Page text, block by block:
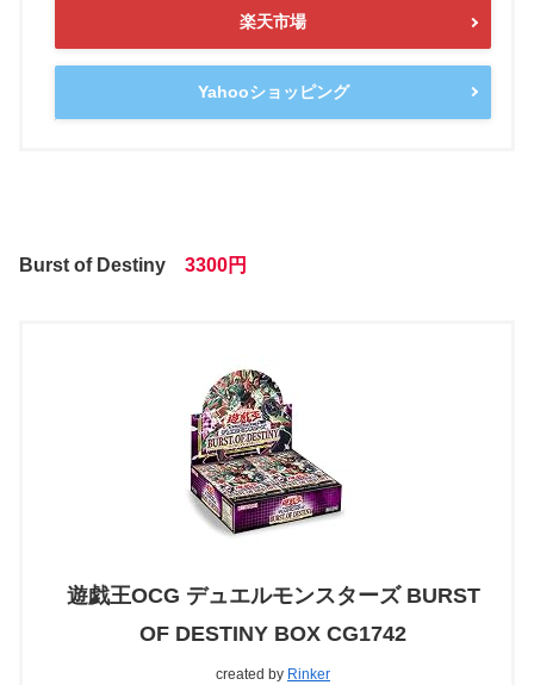
楽天市場
Yahooショッピング
Burst of Destiny 3300円
遊戯王OCG デュエルモンスターズ BURST
OF DESTINY BOX CG1742
created by Rinker